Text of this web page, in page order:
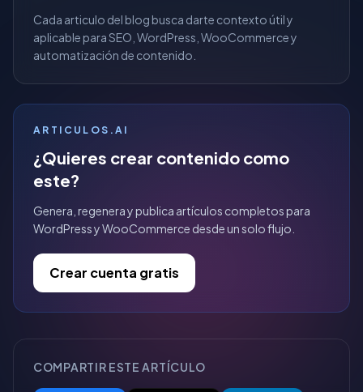
Cada articulo del blog busca darte contexto útil y
aplicable para SEO, WordPress, WooCommerce y
automatización de contenido.
ARTICULOS.AI
¿Quieres crear contenido como
este?
Genera, regenera y publica artículos completos para
WordPress y WooCommerce desde un solo flujo.
Crear cuenta gratis
COMPARTIR ESTE ARTÍCULO